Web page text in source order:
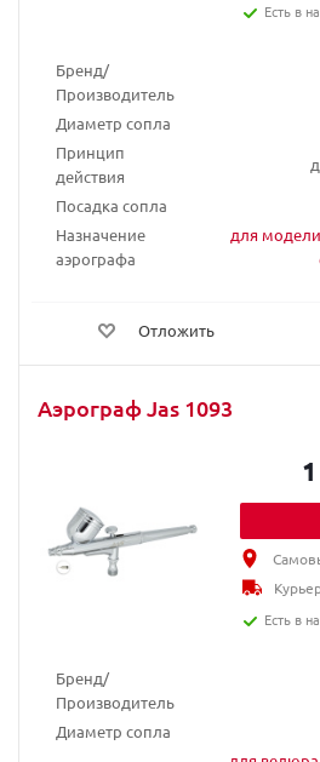
Бренд/
Производитель
Диаметр сопла
Принцип
действия
Посадка сопла
Назначение
аэрографа
для
Отложить
Есть в
Аэрограф Jas 1093
Бренд/
Производитель
Диаметр сопла
Есть в